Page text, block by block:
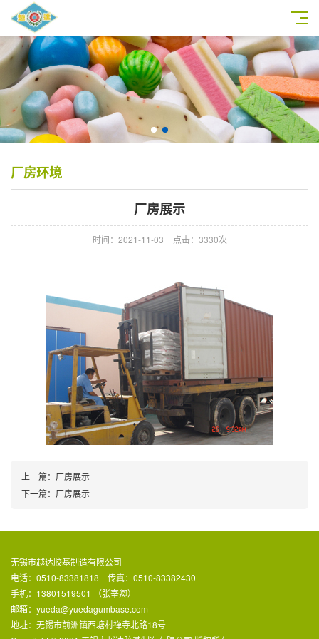
厂房环境
厂房展示
时间：2021-11-03 点击：3330次
上一篇： 厂房展示
下一篇： 厂房展示
无锡市越达胶基制造有限公司
电话：0510-83381818 传真：0510-83382430
手机：13801519501 （张宰卿）
邮箱：yueda@yuedagumbase.com
地址：无锡市前洲镇西塘村禅寺北路18号